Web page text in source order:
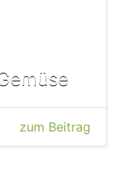
zum Beitrag